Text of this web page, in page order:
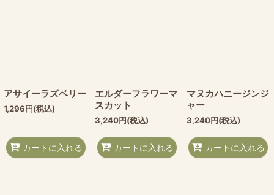
アサイーラズベリー
1,296円(税込)
カートに入れる
エルダーフラワーマ
スカット
3,240円(税込)
カートに入れる
マヌカハニージンジ
ャー
3,240円(税込)
カートに入れる